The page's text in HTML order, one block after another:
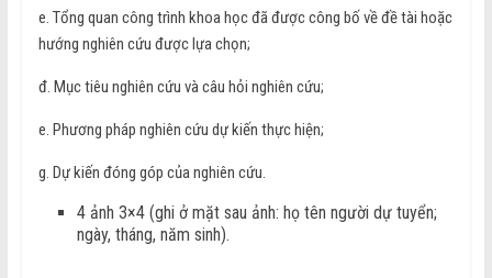
e. Tổng quan công trình khoa học đã được công bố về đề tài hoặc
hướng nghiên cứu được lựa chọn;
đ. Mục tiêu nghiên cứu và câu hỏi nghiên cứu;
e. Phương pháp nghiên cứu dự kiến thực hiện;
g. Dự kiến đóng góp của nghiên cứu.
4 ảnh 3×4 (ghi ở mặt sau ảnh: họ tên người dự tuyển;
ngày, tháng, năm sinh).